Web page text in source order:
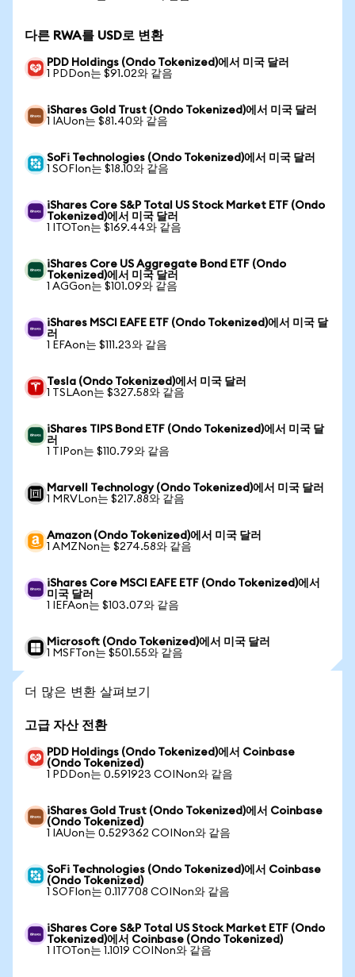
다른 RWA를 USD로 변환
PDD Holdings (Ondo Tokenized)에서 미국 달러
1 PDDon는 $91.02와 같음
iShares Gold Trust (Ondo Tokenized)에서 미국 달러
1 IAUon는 $81.40와 같음
SoFi Technologies (Ondo Tokenized)에서 미국 달러
1 SOFIon는 $18.10와 같음
iShares Core S&P Total US Stock Market ETF (Ondo
Tokenized)에서 미국 달러
1 ITOTon는 $169.44와 같음
iShares Core US Aggregate Bond ETF (Ondo
Tokenized)에서 미국 달러
1 AGGon는 $101.09와 같음
iShares MSCI EAFE ETF (Ondo Tokenized)에서 미국 달
러
1 EFAon는 $111.23와 같음
Tesla (Ondo Tokenized)에서 미국 달러
1 TSLAon는 $327.58와 같음
iShares TIPS Bond ETF (Ondo Tokenized)에서 미국 달
러
1 TIPon는 $110.79와 같음
Marvell Technology (Ondo Tokenized)에서 미국 달러
1 MRVLon는 $217.88와 같음
Amazon (Ondo Tokenized)에서 미국 달러
1 AMZNon는 $274.58와 같음
iShares Core MSCI EAFE ETF (Ondo Tokenized)에서
미국 달러
1 IEFAon는 $103.07와 같음
Microsoft (Ondo Tokenized)에서 미국 달러
1 MSFTon는 $501.55와 같음
더 많은 변환 살펴보기
고급 자산 전환
PDD Holdings (Ondo Tokenized)에서 Coinbase
(Ondo Tokenized)
1 PDDon는 0.591923 COINon와 같음
iShares Gold Trust (Ondo Tokenized)에서 Coinbase
(Ondo Tokenized)
1 IAUon는 0.529362 COINon와 같음
SoFi Technologies (Ondo Tokenized)에서 Coinbase
(Ondo Tokenized)
1 SOFIon는 0.117708 COINon와 같음
iShares Core S&P Total US Stock Market ETF (Ondo
Tokenized)에서 Coinbase (Ondo Tokenized)
1 ITOTon는 1.1019 COINon와 같음